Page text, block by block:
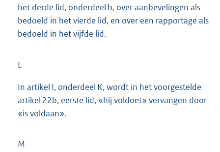
het derde lid, onderdeel b, over aanbevelingen als
bedoeld in het vierde lid, en over een rapportage als
bedoeld in het vijfde lid.
L
In artikel I, onderdeel K, wordt in het voorgestelde
artikel 22b, eerste lid, «hij voldoet» vervangen door
«is voldaan».
M